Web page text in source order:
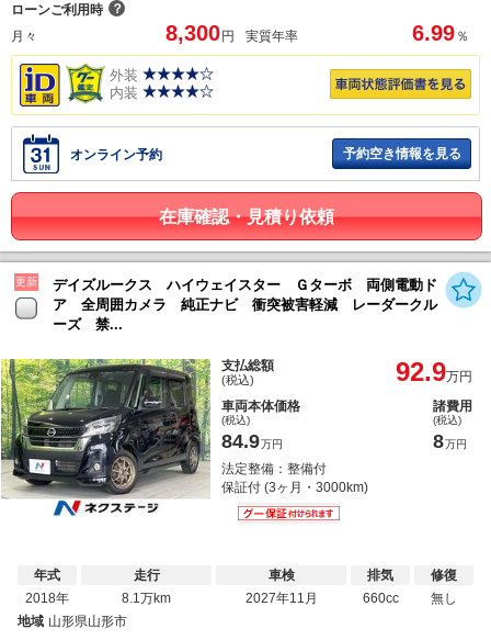
ローンご利用時 ？
月々
8,300 円 実質年率 6.99 ％
外装
内装
オンライン予約 予約空き情報を見る
在庫確認・見積り依頼
更新
デイズルークス ハイウェイスター Ｇターボ 両側電動ド
ア 全周囲カメラ 純正ナビ 衝突被害軽減 レーダークル
ーズ 禁...
支払総額
(税込) 92.9万円
車両本体価格
(税込)
84.9万円
諸費用
(税込)
8万円
法定整備：整備付
保証付 (3ヶ月・3000km)
年式
2018年
走行
8.1万km
車検
2027年11月
排気
660cc
修復
無し
地域 山形県山形市